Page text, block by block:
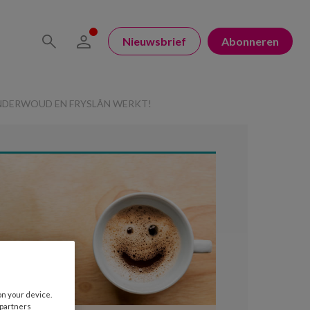
Nieuwsbrief Abonneren
EN FRYSLÂN WERKT!
your device.